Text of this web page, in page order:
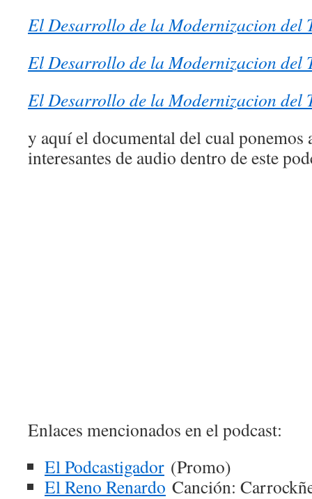
El Desarrollo de la Modernizacion del
El Desarrollo de la Modernizacion del
El Desarrollo de la Modernizacion del
y aquí­ el documental del cual ponemos
interesantes de audio dentro de este
Enlaces mencionados en el podcast:
El Podcastigador (Promo)
El Reno Renardo Canción: